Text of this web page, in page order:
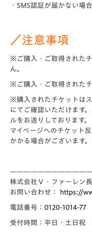
・SMS認証が届かない場
／注意事項
※ご購入・ご取得された
ん。
※ご購入・ご取得された
※購入されたチケットはス
にてご確認いただけます
ルをお送りしております。
マイページへのチケット
かかる場合がございます
——————————
株式会社Ｖ・ファーレン
お問い合わせ：
https://
電話番号： 0120-1014-77
受付時間：平日・土日